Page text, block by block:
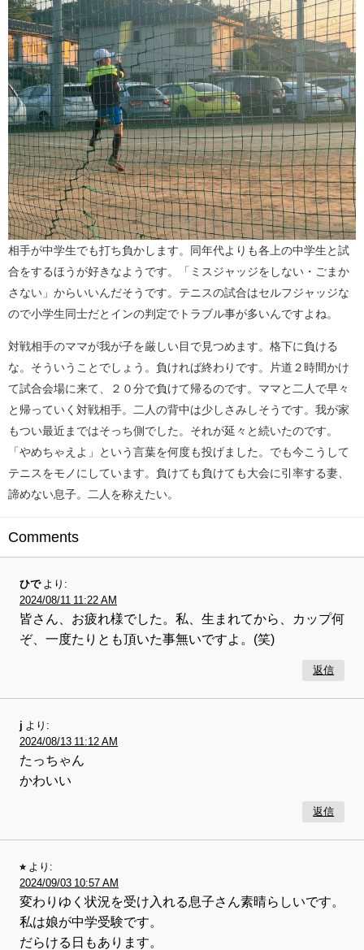
相手が中学生でも打ち負かします。同年代よりも各上の中学生と試
合をするほうが好きなようです。「ミスジャッジをしない・ごまか
さない」からいいんだそうです。テニスの試合はセルフジャッジな
ので小学生同士だとインの判定でトラブル事が多いんですよね。
対戦相手のママが我が子を厳しい目で見つめます。格下に負ける
な。そういうことでしょう。負ければ終わりです。片道２時間かけ
て試合会場に来て、２０分で負けて帰るのです。ママと二人で早々
と帰っていく対戦相手。二人の背中は少しさみしそうです。我が家
もつい最近まではそっち側でした。それが延々と続いたのです。
「やめちゃえよ」という言葉を何度も投げました。でも今こうして
テニスをモノにしています。負けても負けても大会に引率する妻、
諦めない息子。二人を称えたい。
Comments
ひで より:
2024/08/11 11:22 AM
皆さん、お疲れ様でした。私、生まれてから、カップ何
ぞ、一度たりとも頂いた事無いですよ。(笑)
返信
j より:
2024/08/13 11:12 AM
たっちゃん
かわいい
返信
⭐︎ より:
2024/09/03 10:57 AM
変わりゆく状況を受け入れる息子さん素晴らしいです。
私は娘が中学受験です。
だらける日もあります。